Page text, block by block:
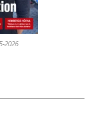
2026